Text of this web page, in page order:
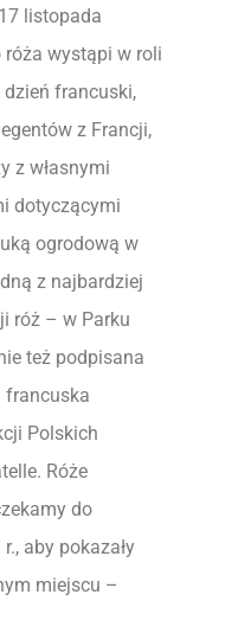
listopada
róża wystąpi w roli
dzień francuski,
z Francji,
z własnymi
dotyczącymi
ogrodową w
z najbardziej
róż – w Parku
też podpisana
francuska
Polskich
Róże
do
aby pokazały
miejscu –